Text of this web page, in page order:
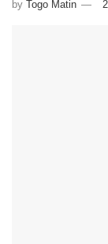
by Togo Matin